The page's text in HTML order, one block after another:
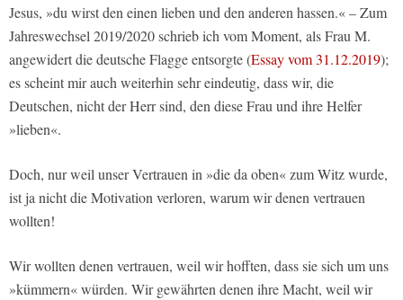
Jesus, »du wirst den einen lieben und den anderen hassen.« – Zum
Jahreswechsel 2019/2020 schrieb ich vom Moment, als Frau M.
angewidert die deutsche Flagge entsorgte (Essay vom 31.12.2019);
es scheint mir auch weiterhin sehr eindeutig, dass wir, die
Deutschen, nicht der Herr sind, den diese Frau und ihre Helfer
»lieben«.
Doch, nur weil unser Vertrauen in »die da oben« zum Witz wurde,
ist ja nicht die Motivation verloren, warum wir denen vertrauen
wollten!
Wir wollten denen vertrauen, weil wir hofften, dass sie sich um uns
»kümmern« würden. Wir gewährten denen ihre Macht, weil wir